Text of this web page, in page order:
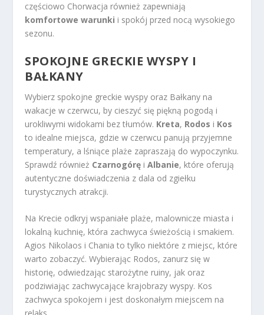
częściowo Chorwacja również zapewniają
komfortowe warunki i spokój przed nocą wysokiego
sezonu.
SPOKOJNE GRECKIE WYSPY I
BAŁKANY
Wybierz spokojne greckie wyspy oraz Bałkany na
wakacje w czerwcu, by cieszyć się piękną pogodą i
urokliwymi widokami bez tłumów. Kreta, Rodos i Kos
to idealne miejsca, gdzie w czerwcu panują przyjemne
temperatury, a lśniące plaże zapraszają do wypoczynku.
Sprawdź również Czarnogórę iAlbanie, które oferują
autentyczne doświadczenia z dala od zgiełku
turystycznych atrakcji.
Na Krecie odkryj wspaniałe plaże, malownicze miasta i
lokalną kuchnię, która zachwyca świeżością i smakiem.
Agios Nikolaos i Chania to tylko niektóre z miejsc, które
warto zobaczyć. Wybierając Rodos, zanurz się w
historię, odwiedzając starożytne ruiny, jak oraz
podziwiając zachwycające krajobrazy wyspy. Kos
zachwyca spokojem i jest doskonałym miejscem na